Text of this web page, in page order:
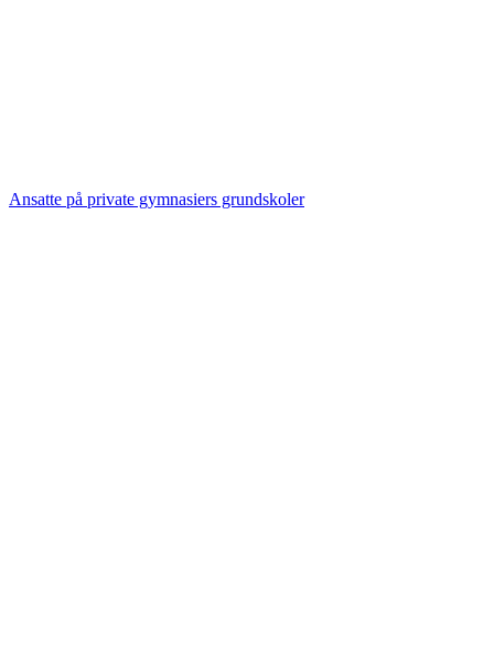
Ansatte på private gymnasiers grundskoler